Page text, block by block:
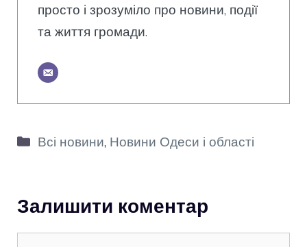
просто і зрозуміло про новини, події
та життя громади.
Категорії
Всі новини, Новини Одеси і області
Залишити коментар